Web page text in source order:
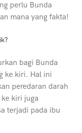
perlu Bunda
mana yang fakta!
bagi Bunda
ke kiri. Hal ini
peredaran darah
kiri juga
terjadi pada ibu